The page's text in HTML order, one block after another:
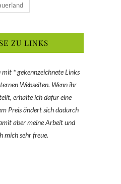
ZU LINKS
* gekennzeichnete Links
Webseiten. Wenn ihr
erhalte ich dafür eine
Preis ändert sich dadurch
aber meine Arbeit und
mich sehr freue.